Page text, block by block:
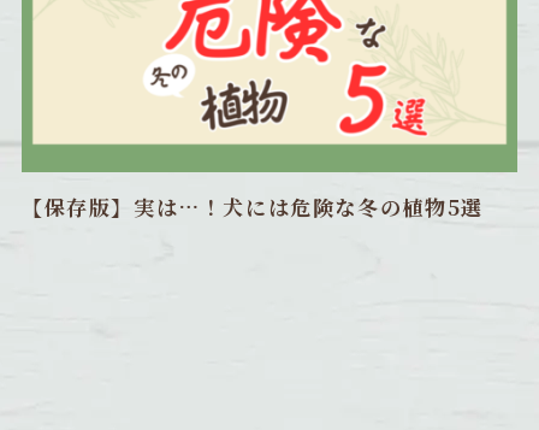
【保存版】実は…！犬には危険な冬の植物5選